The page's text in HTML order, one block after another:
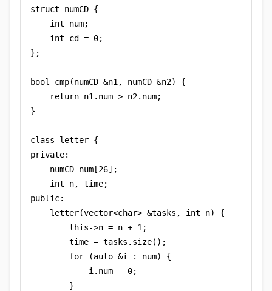
struct numCD {
    int num;
    int cd = 0;
};
bool cmp(numCD &n1, numCD &n2) {
    return n1.num > n2.num;
}
class letter {
private:
    numCD num[26];
    int n, time;
public:
    letter(vector<char> &tasks, int n) {
        this->n = n + 1;
        time = tasks.size();
        for (auto &i : num) {
            i.num = 0;
        }